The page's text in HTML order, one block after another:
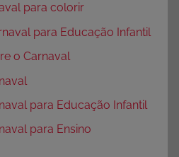
para colorir
para Educação Infantil
o Carnaval
para Educação Infantil
para Ensino